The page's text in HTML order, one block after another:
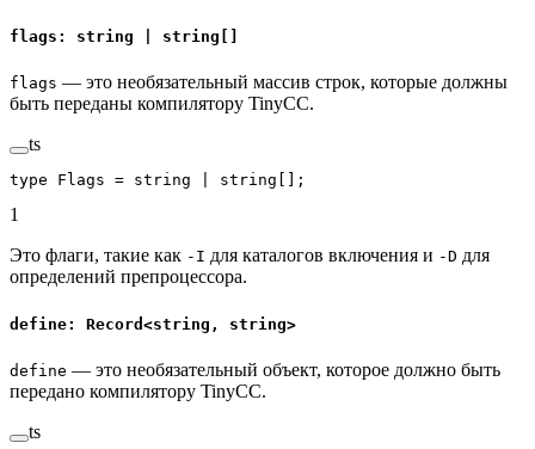
flags: string | string[]
flags — это необязательный массив строк, которые должны
быть переданы компилятору TinyCC.
ts
type Flags = string string [];
1
Это флаги, такие как -I для каталогов включения и -D для
определений препроцессора.
define: Record<string, string>
define — это необязательный объект, которое должно быть
передано компилятору TinyCC.
ts